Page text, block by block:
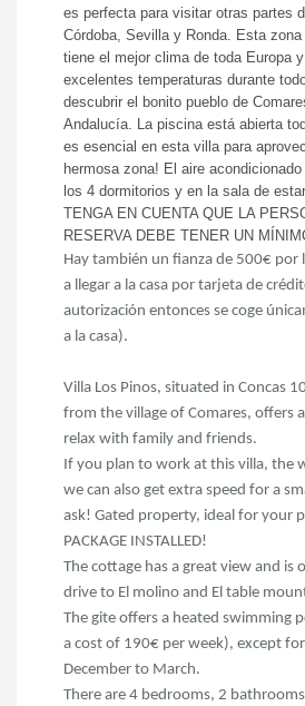
es perfecta para visitar otras partes
Córdoba, Sevilla y Ronda. Esta
tiene el mejor clima de toda Europa
excelentes temperaturas durante
descubrir el bonito pueblo de
Andalucía. La piscina está abierta
es esencial en esta villa para
hermosa zona! El aire
los 4 dormitorios y en la sala de
TENGA EN CUENTA QUE LA
RESERVA DEBE TENER UN
Hay también un fianza de 500€ por
a llegar a la casa por tarjeta de
autorización entonces se coge
a la casa).
Villa Los Pinos, situated in Concas
from the village of Comares, offers
relax with family and friends.
If you plan to work at this villa, the
we can also get extra speed for a
ask! Gated property, ideal for your
PACKAGE INSTALLED!
The cottage has a great view and is
drive to El molino and El table
The gite offers a heated swimming
a cost of 190€ per week), except
December to March.
There are 4 bedrooms, 2